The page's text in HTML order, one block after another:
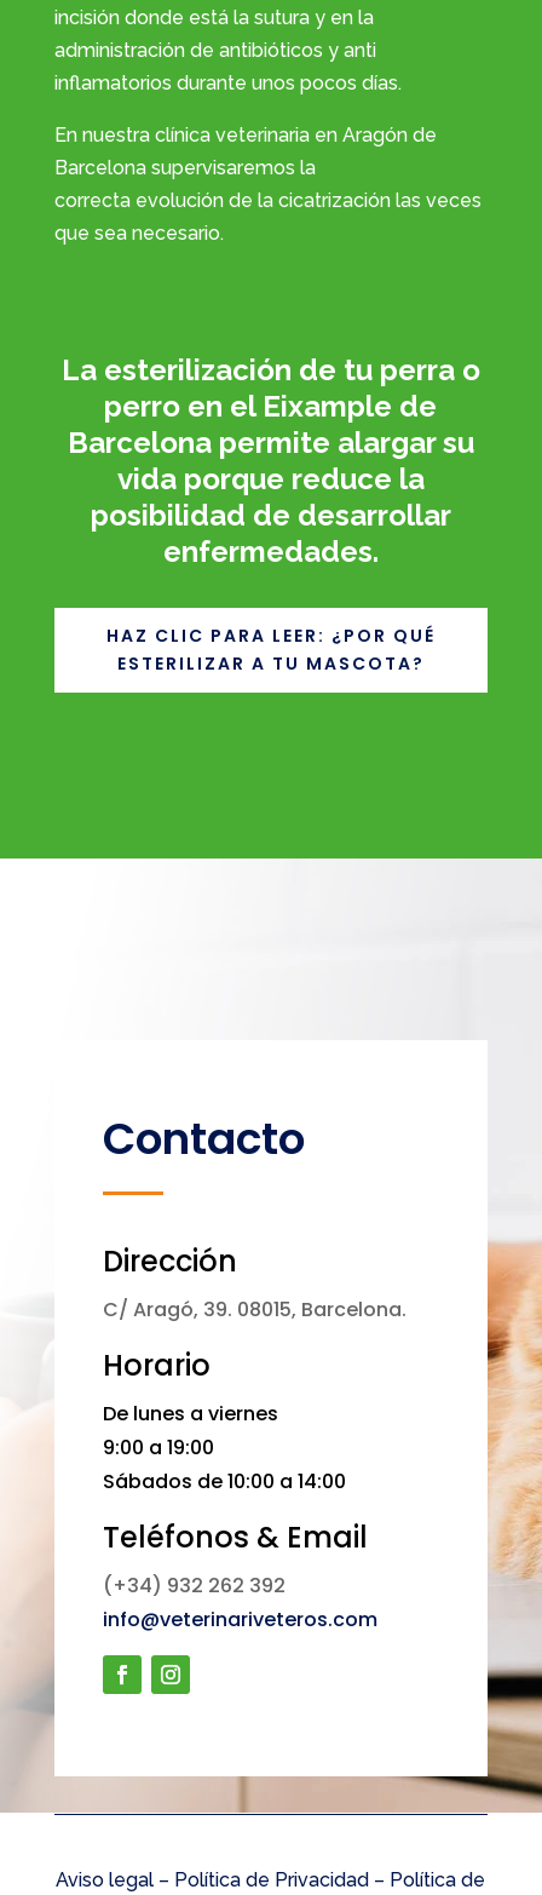
incisión donde está la sutura y en la
administración de antibióticos y anti
inflamatorios durante unos pocos días.
En nuestra clínica veterinaria en Aragónde
Barcelona supervisaremos la
correcta evolución de la cicatrización las veces
que sea necesario.
La esterilización de tu perra o
perro en el Eixample de
Barcelona permite alargar su
vida porque reduce la
posibilidad de desarrollar
enfermedades.
HAZ CLIC PARA LEER: ¿POR QUÉ
ESTERILIZAR A TU MASCOTA?
Contacto
Dirección
C/ Aragó, 39. 08015, Barcelona.
Horario
De lunes a viernes
9:00 a 19:00
Sábados de 10:00 a 14:00
Teléfonos & Email
(+34) 932 262 392
info@veterinariveteros.com
Aviso legal – Política de Privacidad – Política de